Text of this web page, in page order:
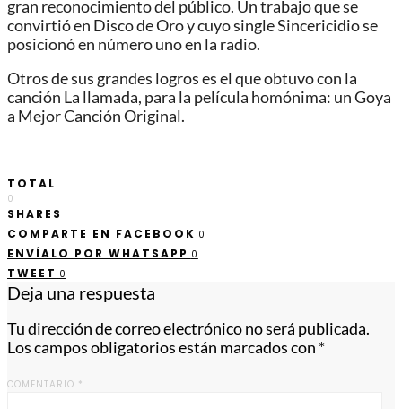
gran reconocimiento del público. Un trabajo que se
convirtió en Disco de Oro y cuyo single Sincericidio se
posicionó en número uno en la radio.
Otros de sus grandes logros es el que obtuvo con la
canción La llamada, para la película homónima: un Goya
a Mejor Canción Original.
TOTAL
0
SHARES
COMPARTE EN FACEBOOK 0
ENVÍALO POR WHATSAPP 0
TWEET 0
Deja una respuesta
Tu dirección de correo electrónico no será publicada.
Los campos obligatorios están marcados con *
COMENTARIO *